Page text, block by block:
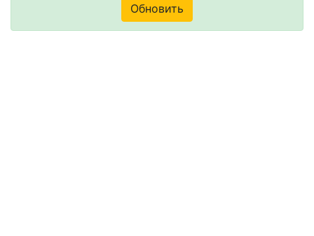
Обновить